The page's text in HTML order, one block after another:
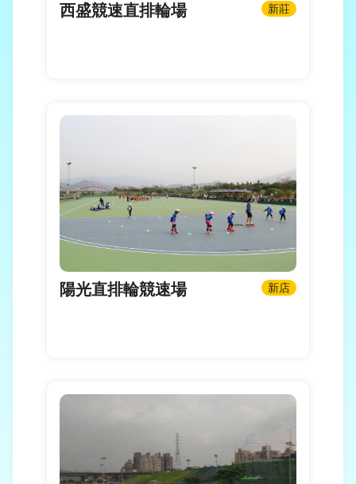
西盛競速直排輪場 新莊
陽光直排輪競速場 新店